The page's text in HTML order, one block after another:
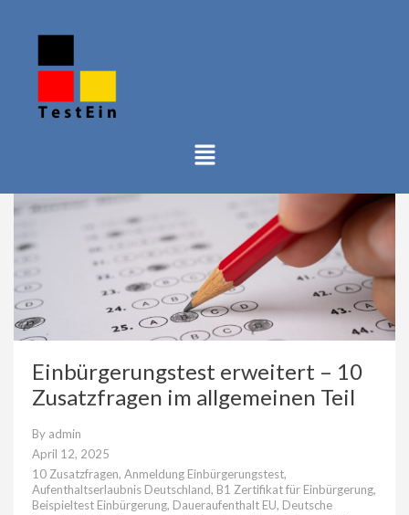
Einbürgerungstest erweitert – 10
Zusatzfragen im allgemeinen Teil
By admin
April 12, 2025
10 Zusatzfragen, Anmeldung Einbürgerungstest,
Aufenthaltserlaubnis Deutschland, B1 Zertifikat für Einbürgerung,
Beispieltest Einbürgerung, Daueraufenthalt EU, Deutsche